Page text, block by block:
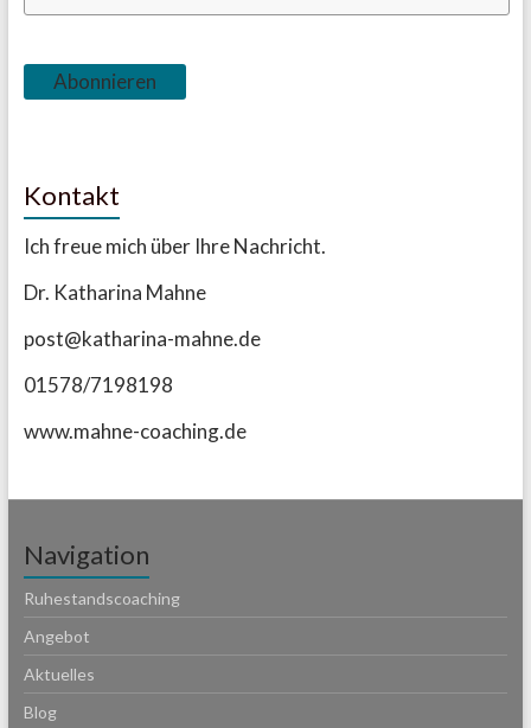
Kontakt
Ich freue mich über Ihre Nachricht.
Dr. Katharina Mahne
post@katharina-mahne.de
01578/7198198
www.mahne-coaching.de
Navigation
Ruhestandscoaching
Angebot
Aktuelles
Blog